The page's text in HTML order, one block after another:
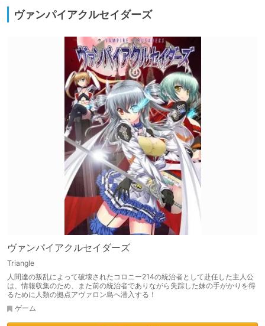
ヴァンパイアクルセイダーズ
ヴァンパイアクルセイダーズ
Triangle
人間達の叛乱によって破壊されたコロニー214の統治者として赴任した主人公
は、情報収集のため、また前の統治者でありながら失踪した妹の手がかりを得
るために人類の拠点アヴァロン島へ潜入する！
ゲーム